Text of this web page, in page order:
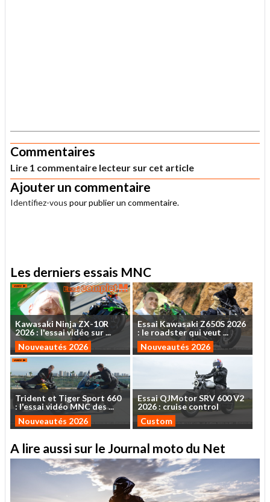
Commentaires
Lire 1 commentaire lecteur sur cet article
Ajouter un commentaire
Identifiez-vous pour publier un commentaire.
Les derniers essais MNC
Kawasaki NinjaZX-10R
2026: l'essaividéo sur...
Nouveautés 2026
Essai Kawasaki Z650S 2026
: le roadsterquiveut ...
Nouveautés 2026
Trident et TigerSport 660
: l'essaividéo MNCdes...
Nouveautés 2026
EssaiQJMotorSRV 600V2
2026 : cruise control
Custom
A lire aussi sur le Journal moto du Net